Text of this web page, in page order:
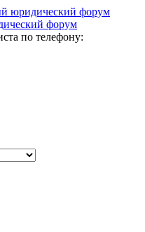
форум
по телефону: